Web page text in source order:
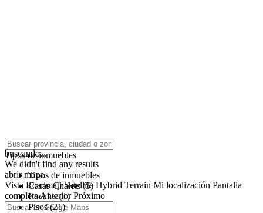
click to enable zoom
buscando...
We didn't find any results
abrir mapa
Vista Roadmap Satellite Hybrid Terrain Mi localización Pantalla
completaAnterior Próximo
Tipos de inmuebles
Tipos de inmuebles
Casas-Chalets (5)
Locales (1)
Pisos (21)